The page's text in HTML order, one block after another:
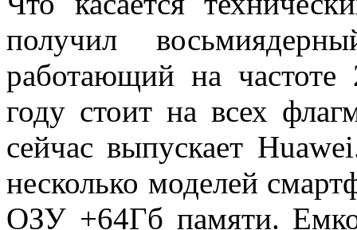
получил
работающий на частоте
году стоит на всех
сейчас выпускает
несколько моделей
ОЗУ +64Гб памяти.